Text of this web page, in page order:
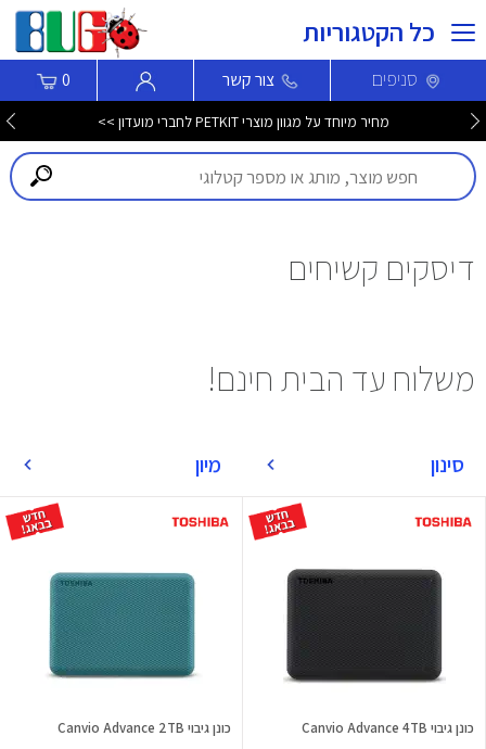
כל הקטגוריות
סניפים צור קשר 0
מחיר מיוחד על מגוון מוצרי PETKIT לחברי מועדון >>
דיסקים קשיחים
משלוח עד הבית חינם!
סינון מיון
כונן גיבוי Canvio Advance 4TB כונן גיבוי Canvio Advance 2TB